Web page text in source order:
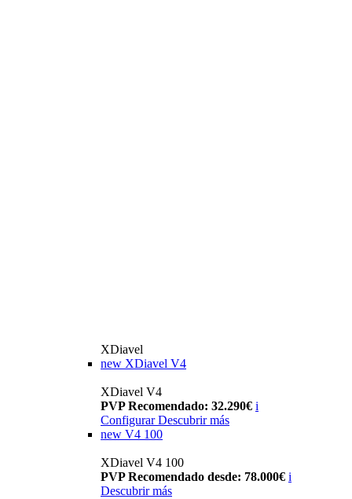
XDiavel
new XDiavel V4
XDiavel V4
PVP Recomendado: 32.290€ i
Configurar Descubrir más
new V4 100
XDiavel V4 100
PVP Recomendado desde: 78.000€ i
Descubrir más